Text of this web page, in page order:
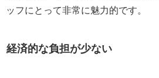
ッフにとって非常に魅力的です。
経済的な負担が少ない